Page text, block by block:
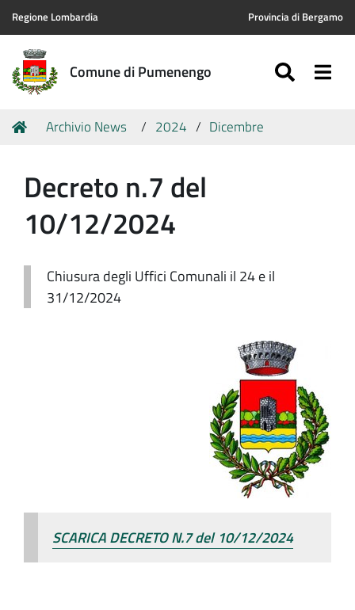
Regione Lombardia Provincia di Bergamo
Comune di Pumenengo
Tu
Home
Archivio News 2024 Dicembre
Decreto n.7 del
10/12/2024
Chiusura degli Uffici Comunali il 24 e il
31/12/2024
SCARICA DECRETO N.7 del 10/12/2024